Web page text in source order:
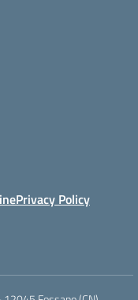
Privacy Policy